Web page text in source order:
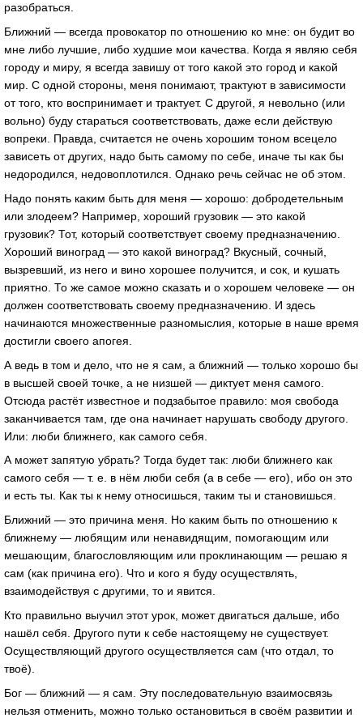
разобраться.
Ближний — всегда провокатор по отношению ко мне: он будит во
мне либо лучшие, либо худшие мои качества. Когда я являю себя
городу и миру, я всегда завишу от того какой это город и какой
мир. С одной стороны, меня понимают, трактуют в зависимости
от того, кто воспринимает и трактует. С другой, я невольно (или
вольно) буду стараться соответствовать, даже если действую
вопреки. Правда, считается не очень хорошим тоном всецело
зависеть от других, надо быть самому по себе, иначе ты как бы
недородился, недовоплотился. Однако речь сейчас не об этом.
Надо понять каким быть для меня — хорошо: добродетельным
или злодеем? Например, хороший грузовик — это какой
грузовик? Тот, который соответствует своему предназначению.
Хороший виноград — это какой виноград? Вкусный, сочный,
вызревший, из него и вино хорошее получится, и сок, и кушать
приятно. То же самое можно сказать и о хорошем человеке — он
должен соответствовать своему предназначению. И здесь
начинаются множественные разномыслия, которые в наше время
достигли своего апогея.
А ведь в том и дело, что не я сам, а ближний — только хорошо бы
в высшей своей точке, а не низшей — диктует меня самого.
Отсюда растёт известное и подзабытое правило: моя свобода
заканчивается там, где она начинает нарушать свободу другого.
Или: люби ближнего, как самого себя.
А может запятую убрать? Тогда будет так: люби ближнего как
самого себя — т. е. в нём люби себя (а в себе — его), ибо он это
и есть ты. Как ты к нему относишься, таким ты и становишься.
Ближний — это причина меня. Но каким быть по отношению к
ближнему — любящим или ненавидящим, помогающим или
мешающим, благословляющим или проклинающим — решаю я
сам (как причина его). Что и кого я буду осуществлять,
взаимодействуя с другими, то и явится.
Кто правильно выучил этот урок, может двигаться дальше, ибо
нашёл себя. Другого пути к себе настоящему не существует.
Осуществляющий другого осуществляется сам (что отдал, то
твоё).
Бог — ближний — я сам. Эту последовательную взаимосвязь
нельзя отменить, можно только остановиться в своём развитии и